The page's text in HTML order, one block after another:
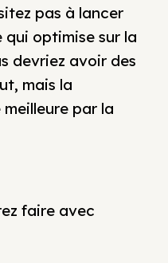
pas à lancer
qui optimise sur la
devriez avoir des
mais la
par la
faire avec